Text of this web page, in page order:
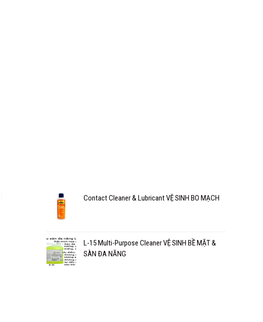
Contact Cleaner & Lubricant VỆ SINH BO MẠCH
L-15 Multi-Purpose Cleaner VỆ SINH BỀ MẶT &
SÀN ĐA NĂNG